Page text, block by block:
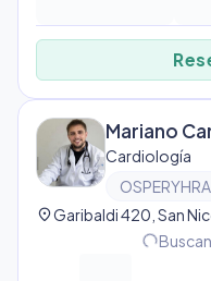
Mariano
Cardiología
OSPERYHRA
location_on
progress_activity